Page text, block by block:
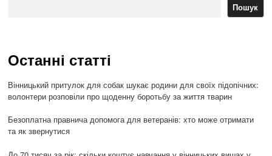
Пошук
Останні статті
Вінницький притулок для собак шукає родини для своїх підопічних:
волонтери розповіли про щоденну боротьбу за життя тварин
Безоплатна правнича допомога для ветеранів: хто може отримати
та як звернутися